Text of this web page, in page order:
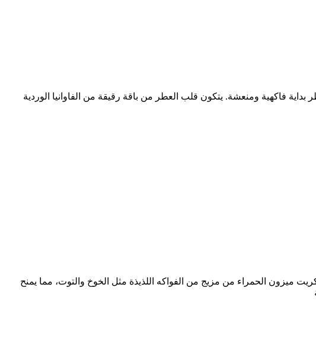
فاكهية ومنعشة. يتكون قلب العطر من باقة رقيقة من الفاوانيا الوردية
ميزون الحمراء من مزيج من الفواكه اللذيذة مثل الخوخ والتوت، مما يمنح